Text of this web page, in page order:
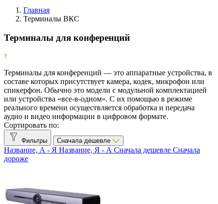
Фильтры
Очистить
Товары со скидкой
Товары со скидкой 2
Рекомендованные бренды
clevermic BKR
Клеверкам 0
Все производители
Главная
Терминалы ВКС
Терминалы для конференций
Терминалы для конференций — это аппаратные устройства, в
составе которых присутствует камера, кодек, микрофон или
спикерфон. Обычно это модели с модульной комплектацией
или устройства «все-в-одном». С их помощью в режиме
реального времени осуществляется обработка и передача
аудио и видео информации в цифровом формате.
Сортировать по:
Фильтры Сначала дешевле
Название, А - Я Название, Я - А Сначала дешевле Сначала
дороже